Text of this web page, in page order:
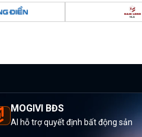
MOGIVI BĐS
AI hỗ trợ quyết định bất động sản